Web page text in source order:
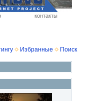
контакты
Избранные Поиск